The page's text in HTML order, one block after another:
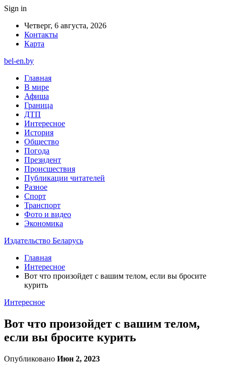
Sign in
Четверг, 6 августа, 2026
Контакты
Карта
bel-en.by
Главная
В мире
Афиша
Граница
ДТП
Интересное
История
Общество
Погода
Президент
Происшествия
Публикации читателей
Разное
Спорт
Транспорт
Фото и видео
Экономика
Издательство Беларусь
Главная
Интересное
Вот что произойдет с вашим телом, если вы бросите
курить
Интересное
Вот что произойдет с вашим телом,
если вы бросите курить
Опубликовано Июн 2, 2023